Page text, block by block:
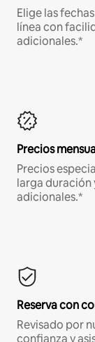
Elige las
línea con
adicionales.*
Precios
Precios
larga duración
adicionales.*
Reserva con
Revisado por
confianza y